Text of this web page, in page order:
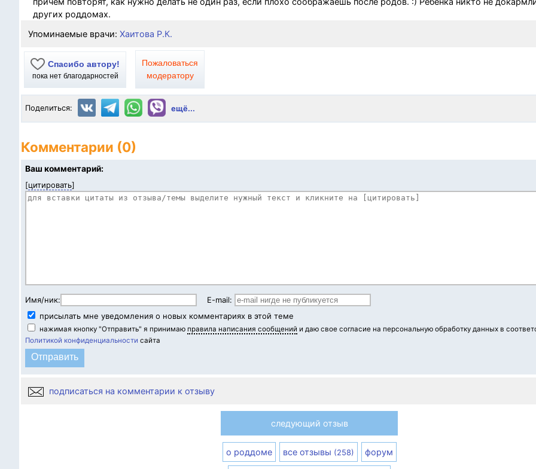
других роддомах.
Упоминаемые врачи: Хаитова Р.К.
Спасибо автору!
пока нет благодарностей
Пожаловаться
модератору
Поделиться: ещё...
Комментарии (0)
Ваш комментарий:
[цитировать]
Имя/ник:
E-mail:
присылать мне уведомления о новых комментариях в этой теме
нажимая кнопку "Отправить" я принимаю правила написания сообщений и даю свое согласие на персональную обработку данных в
Политикой конфиденциальности сайта
подписаться на комментарии к отзыву
следующий отзыв
о роддоме все отзывы (258) форум